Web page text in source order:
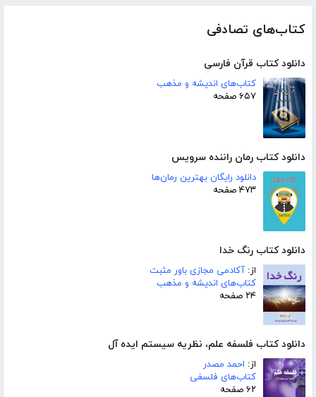
کتاب‌های تصادفی
دانلود کتاب قرآن فارسی
کتاب‌های اندیشه و مذهب
۶۵۷ صفحه
دانلود کتاب رمان راننده سرویس
دانلود رایگان بهترین رمان‌ها
۴۷۳ صفحه
دانلود کتاب رنگ خدا
از: آکادمی مجازی باور مثبت
کتاب‌های اندیشه و مذهب
۲۴ صفحه
دانلود کتاب فلسفه علم، نظریه سیستم ایده آل
از: احمد مصدر
کتاب‌های فلسفی
۶۲ صفحه